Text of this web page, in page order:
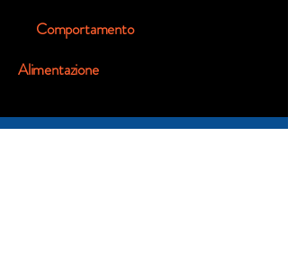
Comportamento
Alimentazione